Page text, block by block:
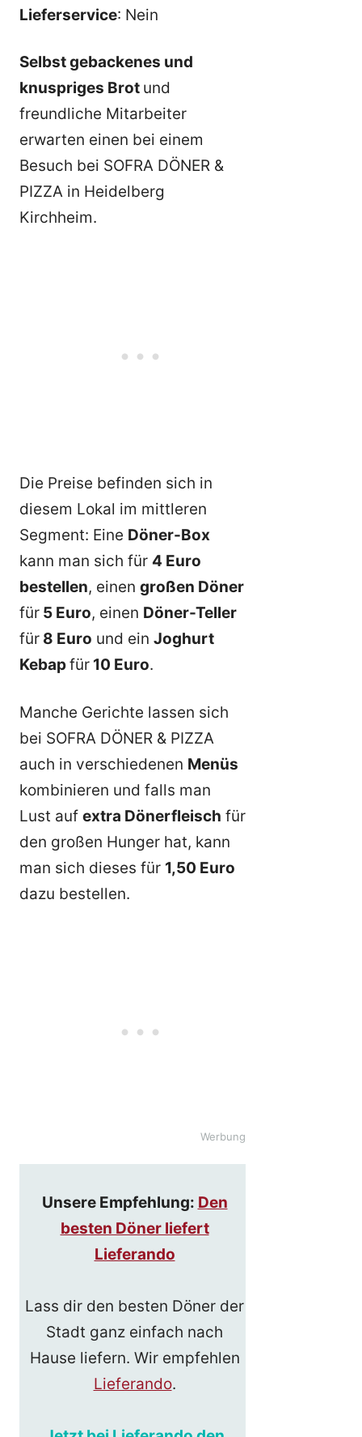
Lieferservice: Nein
Selbst gebackenes und
knuspriges Brot und
freundliche Mitarbeiter
erwarten einen bei einem
Besuch bei SOFRA DÖNER &
PIZZA in Heidelberg
Kirchheim.
Die Preise befinden sich in
diesem Lokal im mittleren
Segment: Eine Döner-Box
kann man sich für 4 Euro
bestellen, einen großen Döner
für 5 Euro, einen Döner-Teller
für 8 Euro und ein Joghurt
Kebapfür 10 Euro.
Manche Gerichte lassen sich
bei SOFRA DÖNER & PIZZA
auch in verschiedenen Menüs
kombinieren und falls man
Lust auf extra Dönerfleisch für
den großen Hunger hat, kann
man sich dieses für 1,50 Euro
dazu bestellen.
Werbung
Unsere Empfehlung: Den
besten Döner liefert
Lieferando
Lass dir den besten Döner der
Stadt ganz einfach nach
Hause liefern. Wir empfehlen
Lieferando.